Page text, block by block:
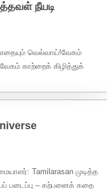
நீயடி
வெல்வாய்!வேகம்
காற்றைக் கிழித்துக்
Tamilarasan முடித்த
படைப்பு – கற்பனைக் கதை